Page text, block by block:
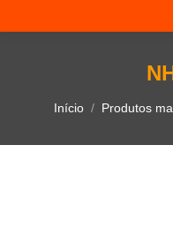
Você está aqui:
Início Produtos